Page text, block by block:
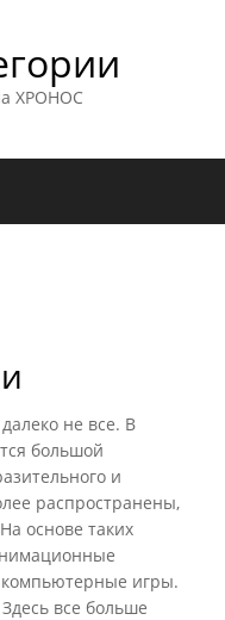
ХРОНОС
не все. В
большой
и
распространены,
основе таких
игры.
все больше